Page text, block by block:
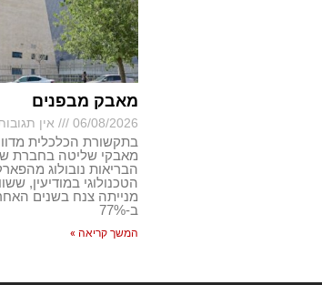
מאבק מבפנים
06/08/2026 אין
בתקשורת הכלכלית
מאבקי שליטה בחברת
הבריאות נובולוג
הטכנולוגי במודיעין,
מנייתה צנח בשנים
ב-77%
המשך קריאה »